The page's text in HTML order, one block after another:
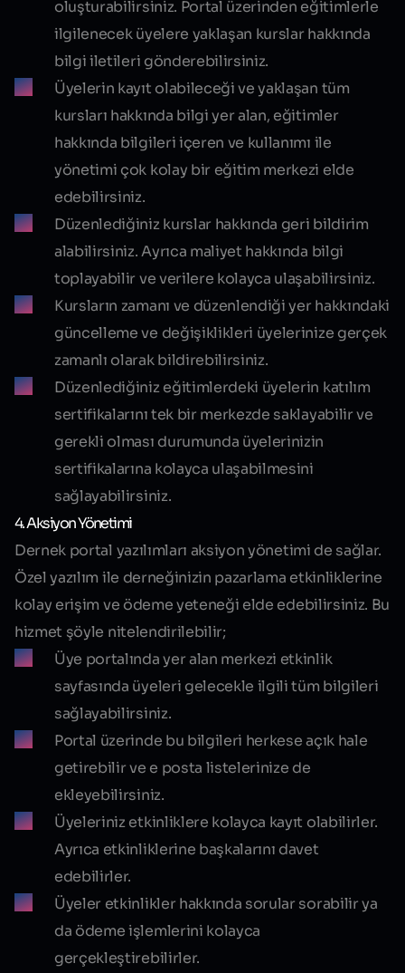
oluşturabilirsiniz. Portal üzerinden eğitimlerle
ilgilenecek üyelere yaklaşan kurslar hakkında
bilgi iletileri gönderebilirsiniz.
Üyelerin kayıt olabileceği ve yaklaşan tüm
kursları hakkında bilgi yer alan, eğitimler
hakkında bilgileri içeren ve kullanımı ile
yönetimi çok kolay bir eğitim merkezi elde
edebilirsiniz.
Düzenlediğiniz kurslar hakkında geri bildirim
alabilirsiniz. Ayrıca maliyet hakkında bilgi
toplayabilir ve verilere kolayca ulaşabilirsiniz.
Kursların zamanı ve düzenlendiği yer hakkındaki
güncelleme ve değişiklikleri üyelerinize gerçek
zamanlı olarak bildirebilirsiniz.
Düzenlediğiniz eğitimlerdeki üyelerin katılım
sertifikalarını tek bir merkezde saklayabilir ve
gerekli olması durumunda üyelerinizin
sertifikalarına kolayca ulaşabilmesini
sağlayabilirsiniz.
4. Aksiyon Yönetimi
Dernek portal yazılımları aksiyon yönetimi de sağlar.
Özel yazılım ile derneğinizin pazarlama etkinliklerine
kolay erişim ve ödeme yeteneği elde edebilirsiniz. Bu
hizmet şöyle nitelendirilebilir;
Üye portalında yer alan merkezi etkinlik
sayfasında üyeleri gelecekle ilgili tüm bilgileri
sağlayabilirsiniz.
Portal üzerinde bu bilgileri herkese açık hale
getirebilir ve e posta listelerinize de
ekleyebilirsiniz.
Üyeleriniz etkinliklere kolayca kayıt olabilirler.
Ayrıca etkinliklerine başkalarını davet
edebilirler.
Üyeler etkinlikler hakkında sorular sorabilir ya
da ödeme işlemlerini kolayca
gerçekleştirebilirler.